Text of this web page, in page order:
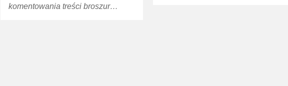
komentowania treści broszur…